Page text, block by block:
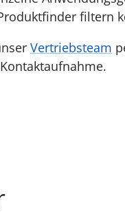
filtern
Vertriebsteam